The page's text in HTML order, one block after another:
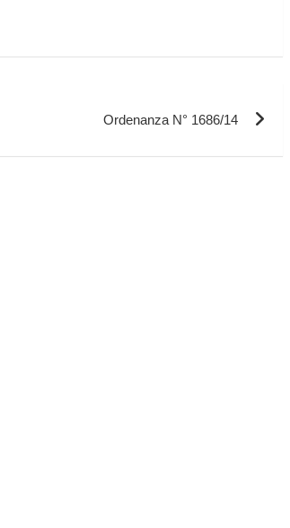
Ordenanza N° 1686/14